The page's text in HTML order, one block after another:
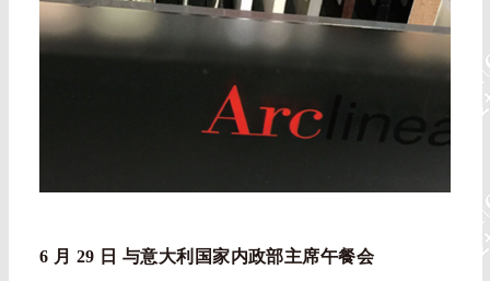
6 月 29 日 与意大利国家内政部主席午餐会